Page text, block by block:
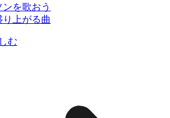
を歌おう
り上がる曲
む